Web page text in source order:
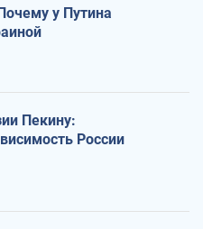
у Путина
Пекину:
России